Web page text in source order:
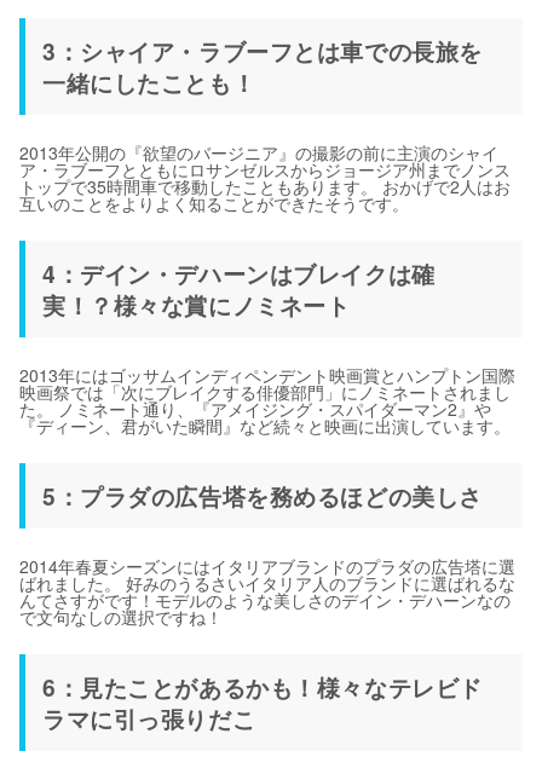
3：シャイア・ラブーフとは車での長旅を
一緒にしたことも！
2013年公開の『欲望のバージニア』の撮影の前に主演のシャイ
ア・ラブーフとともにロサンゼルスからジョージア州までノンス
トップで35時間車で移動したこともあります。 おかげで2人はお
互いのことをよりよく知ることができたそうです。
4：デイン・デハーンはブレイクは確
実！？様々な賞にノミネート
2013年にはゴッサムインディペンデント映画賞とハンプトン国際
映画祭では「次にブレイクする俳優部門」にノミネートされまし
た。 ノミネート通り、『アメイジング・スパイダーマン2』や
『ディーン、君がいた瞬間』など続々と映画に出演しています。
5：プラダの広告塔を務めるほどの美しさ
2014年春夏シーズンにはイタリアブランドのプラダの広告塔に選
ばれました。 好みのうるさいイタリア人のブランドに選ばれるな
んてさすがです！モデルのような美しさのデイン・デハーンなの
で文句なしの選択ですね！
6：見たことがあるかも！様々なテレビド
ラマに引っ張りだこ